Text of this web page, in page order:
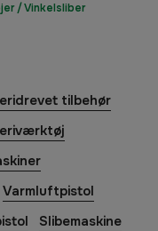
/Vinkelsliber
tilbehør
Varmluftpistol
Slibemaskine